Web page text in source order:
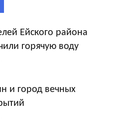
Ейского района
горячую воду
и город вечных